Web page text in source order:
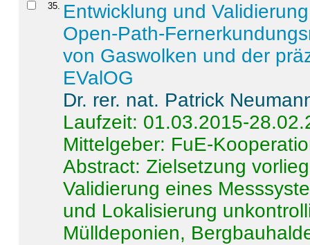
35. Entwicklung und
Open-Path-
von Gaswolken und der
EValOG
Dr. rer. nat. Patrick
Laufzeit: 01.03.2015-
Mittelgeber: FuE-
Abstract:Zielsetzung
Validierung eines
und Lokalisierung
Mülldeponien,